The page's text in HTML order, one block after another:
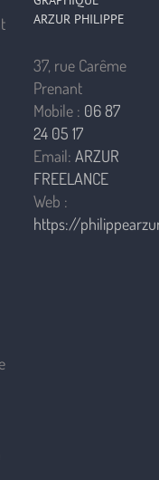
ARZUR PHILIPPE
37, rue Carême
Prenant
Mobile : 06 87
24 05 17
Email: ARZUR
FREELANCE
Web :
https://